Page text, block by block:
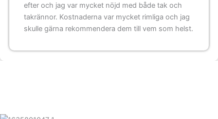
efter och jag var mycket nöjd med både tak och
takrännor. Kostnaderna var mycket rimliga och jag
skulle gärna rekommendera dem till vem som helst.